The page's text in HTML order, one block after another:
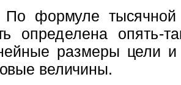
По формуле
опре­делена опять-
размеры цели и
величины.